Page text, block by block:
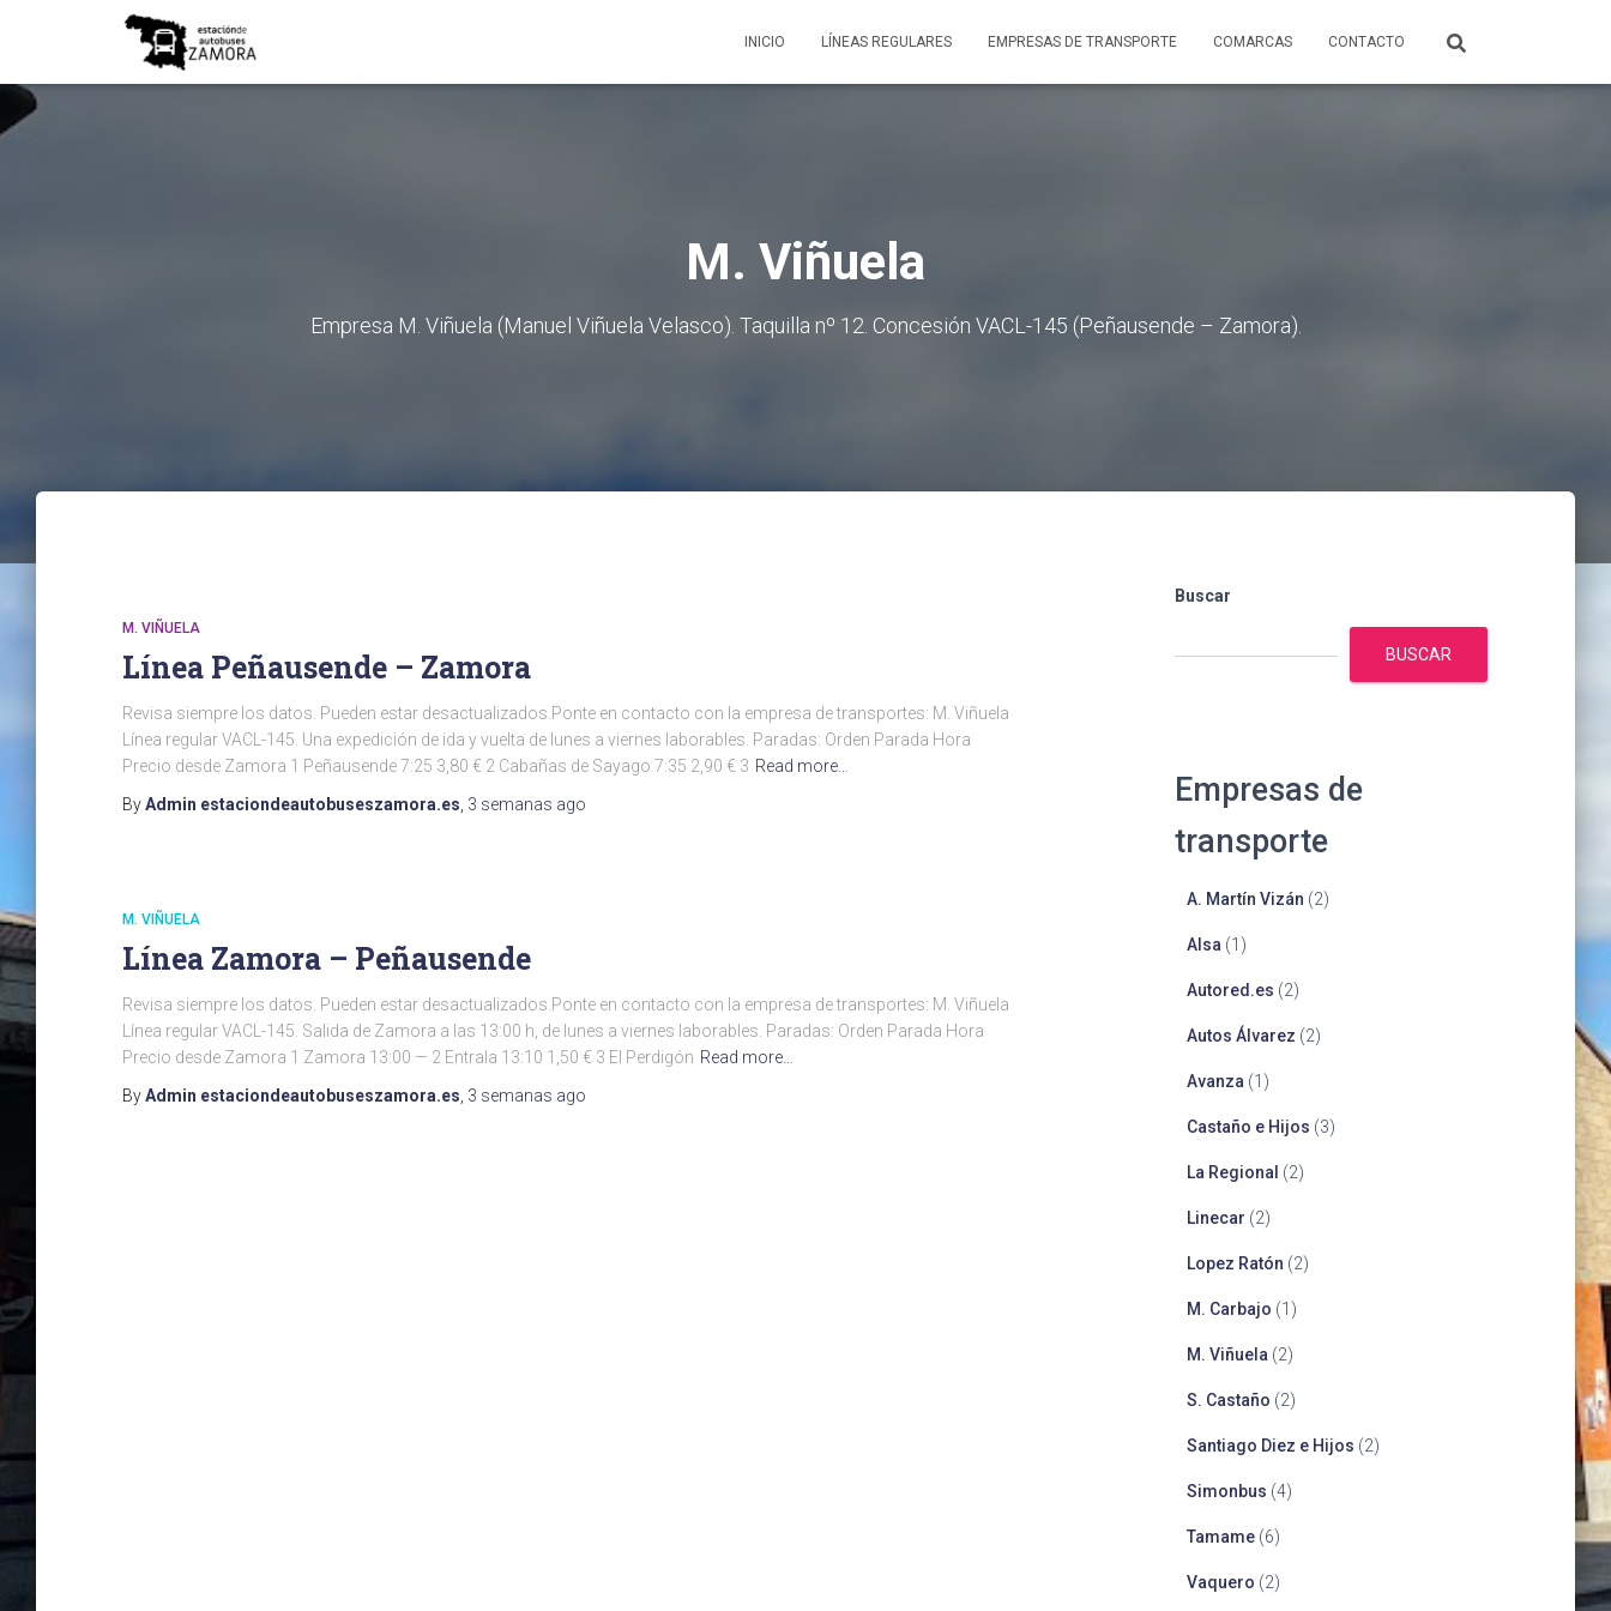
INICIO LÍNEAS REGULARES EMPRESAS DE TRANSPORTE COMARCAS CONTACTO
M. Viñuela
Empresa M. Viñuela (Manuel Viñuela Velasco). Taquilla nº 12. Concesión VACL-145 (Peñausende – Zamora).
M. VIÑUELA
Línea Peñausende – Zamora
Revisa siempre los datos. Pueden estar desactualizados.Ponte en contacto con la empresa de transportes: M. Viñuela
Línea regular VACL-145. Una expedición de ida y vuelta de lunes a viernes laborables. Paradas: Orden Parada Hora
Precio desde Zamora 1 Peñausende 7:25 3,80 € 2 Cabañas de Sayago 7:35 2,90 € 3 Read more…
ByAdmin estaciondeautobuseszamora.es 3 semanas ago
M. VIÑUELA
Línea Zamora – Peñausende
Revisa siempre los datos. Pueden estar desactualizados.Ponte en contacto con la empresa de transportes: M. Viñuela
Línea regular VACL-145. Salida de Zamora a las 13:00 h, de lunes a viernes laborables. Paradas: Orden Parada Hora
Precio desde Zamora 1 Zamora 13:00 — 2 Entrala 13:10 1,50 € 3 El Perdigón Read more…
ByAdmin estaciondeautobuseszamora.es 3 semanas ago
Buscar
BUSCAR
Empresas de
transporte
A. Martín Vizán (2)
Alsa (1)
Autored.es (2)
Autos Álvarez (2)
Avanza (1)
Castaño e Hijos (3)
La Regional (2)
Linecar (2)
Lopez Ratón (2)
M. Carbajo (1)
M. Viñuela (2)
S. Castaño (2)
Santiago Diez e Hijos (2)
Simonbus (4)
Tamame(6)
Vaquero (2)